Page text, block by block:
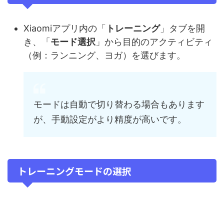
Xiaomiアプリ内の「 トレーニング」タブを開
き、「モード選択 」から目的のアクティビティ
（例：ランニング、ヨガ）を選びます。
モードは自動で切り替わる場合もあります
が、手動設定がより精度が高いです。
トレーニングモードの選択